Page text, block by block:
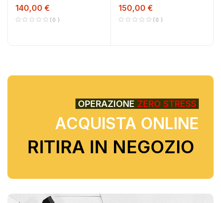
140,00 €
0
150,00 €
0
OPERAZIONE ZERO STRESS
ACQUISTA ONLINE
RITIRA IN NEGOZIO